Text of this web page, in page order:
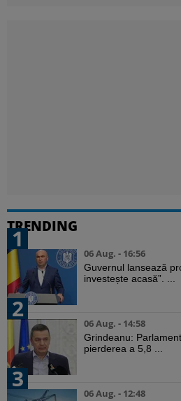
TRENDING
1
06 Aug. - 16:56
Guvernul lansează
investește acasă”. ...
2
06 Aug. - 14:58
Grindeanu:
pierderea a 5,8 ...
3
06 Aug. - 12:48